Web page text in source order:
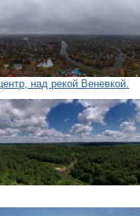
над рекой Веневкой.